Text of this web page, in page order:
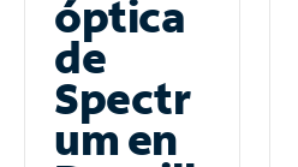
óptica
de
Spectr
um en